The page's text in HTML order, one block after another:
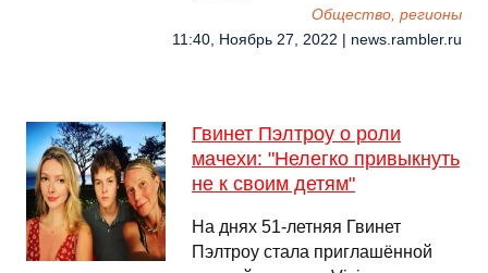
Общество, регионы
11:40, Ноябрь 27, 2022 | news.rambler.ru
Гвинет Пэлтроу о роли
мачехи: "Нелегко привыкнуть
не к своим детям"
На днях 51-летняя Гвинет
Пэлтроу стала приглашённой